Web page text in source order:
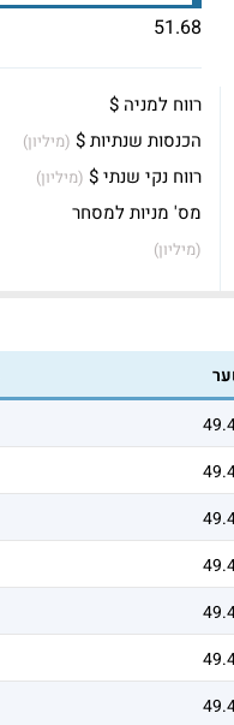
51.68
רווח למניה $
הכנסות שנתיות $ (מיליון)
רווח נקי שנתי $ (מיליון)
מס' מניות למסחר
(מיליון)